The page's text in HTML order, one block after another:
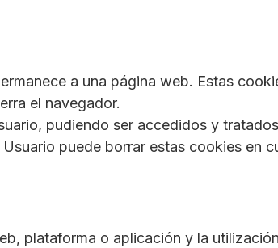
a una página web. Estas
el navegador.
pudiendo ser accedidos y
puede borrar estas cookies en
plataforma o aplicación y la